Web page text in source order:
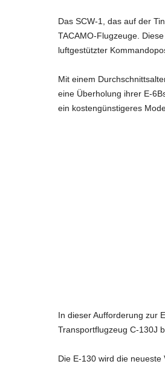
Das SCW-1, das auf der
TACAMO-Flugzeuge.
luftgestützter
Mit einem
eine Überholung ihrer E-
ein kostengünstigeres
In dieser Aufforderung zur
Transportflugzeug C-130J
Die E-130 wird die